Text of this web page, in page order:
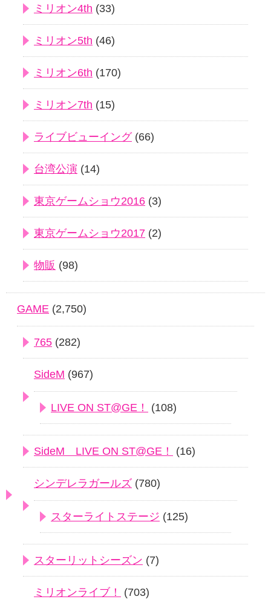
ミリオン4th (33)
ミリオン5th (46)
ミリオン6th (170)
ミリオン7th (15)
ライブビューイング(66)
台湾公演 (14)
東京ゲームショウ2016 (3)
東京ゲームショウ2017 (2)
物販 (98)
GAME (2,750)
765 (282)
SideM (967)
LIVE ON ST@GE！ (108)
SideM LIVE ON ST@GE！ (16)
シンデレラガールズ (780)
スターライトステージ (125)
スターリットシーズン (7)
ミリオンライブ！ (703)